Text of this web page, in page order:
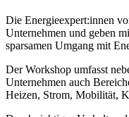
Die Energieexpert:innen
Unternehmen und geben
sparsamen Umgang mit
Der Workshop umfasst
Unternehmen auch
Heizen, Strom, Mobilität,